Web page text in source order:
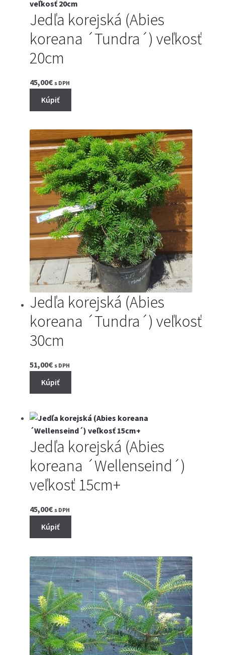
Jedľa korejská (Abies
koreana ´Tundra´) veľkosť
20cm
45,00€ s DPH
Kúpiť
Jedľa korejská (Abies
koreana ´Tundra´) veľkosť
30cm
51,00€ s DPH
Kúpiť
Jedľa korejská (Abies
koreana ´Wellenseind´)
veľkosť 15cm+
45,00€ s DPH
Kúpiť